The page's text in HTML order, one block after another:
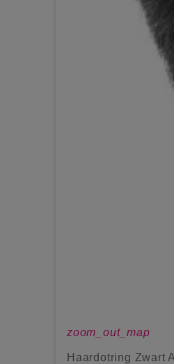
zoom_out_map
Haardotring Zwart